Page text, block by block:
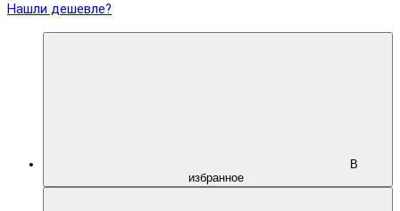
Нашли дешевле?
В
избранное